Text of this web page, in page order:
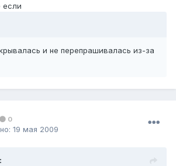
если
и не перепрашивалась из-за
0
19 мая 2009